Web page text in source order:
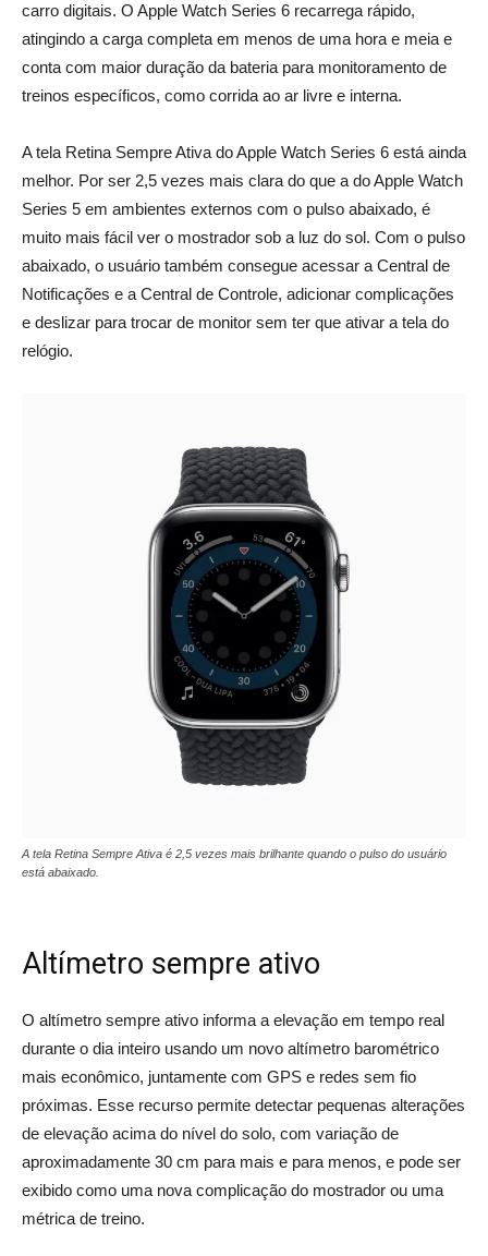
carro digitais. O Apple Watch Series 6 recarrega rápido,
atingindo a carga completa em menos de uma hora e meia e
conta com maior duração da bateria para monitoramento de
treinos específicos, como corrida ao ar livre e interna.
A tela Retina Sempre Ativa do Apple Watch Series 6 está ainda
melhor. Por ser 2,5 vezes mais clara do que a do Apple Watch
Series 5 em ambientes externos com o pulso abaixado, é
muito mais fácil ver o mostrador sob a luz do sol. Com o pulso
abaixado, o usuário também consegue acessar a Central de
Notificações e a Central de Controle, adicionar complicações
e deslizar para trocar de monitor sem ter que ativar a tela do
relógio.
A tela Retina Sempre Ativa é 2,5 vezes mais brilhante quando o pulso do usuário
está abaixado.
Altímetro sempre ativo
O altímetro sempre ativo informa a elevação em tempo real
durante o dia inteiro usando um novo altímetro barométrico
mais econômico, juntamente com GPS e redes sem fio
próximas. Esse recurso permite detectar pequenas alterações
de elevação acima do nível do solo, com variação de
aproximadamente 30 cm para mais e para menos, e pode ser
exibido como uma nova complicação do mostrador ou uma
métrica de treino.